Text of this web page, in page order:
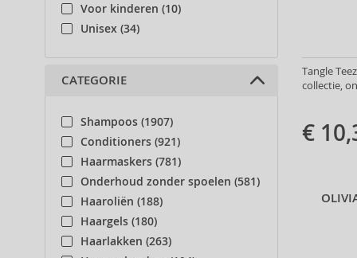
Tangle
collectie,
€
Voor kinderen (10)
Unisex (34)
CATEGORIE
Shampoos (1907)
Conditioners (921)
Haarmaskers (781)
Onderhoud zonder spoelen (581)
Haaroliën (188)
Haargels (180)
Haarlakken (263)